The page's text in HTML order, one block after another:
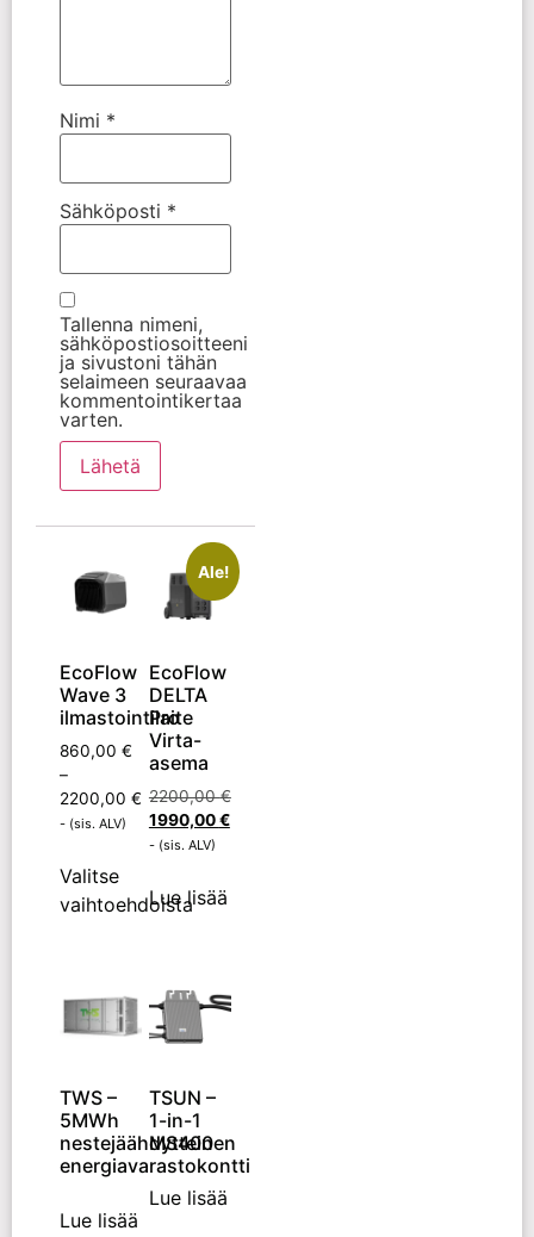
Nimi *
Sähköposti *
Tallenna nimeni,
sähköpostiosoitteeni
ja sivustoni tähän
selaimeen seuraavaa
kommentointikertaa
varten.
EcoFlow
Wave 3
ilmastointilaite
860,00 €
–
2200,00 €
- (sis. ALV)
Valitse
vaihtoehdoista
Ale!
EcoFlow
DELTA
Pro
Virta-
asema
2200,00€
1990,00€
- (sis. ALV)
Lue lisää
TWS –
5MWh
nestejäähdytteinen
energiavarastokontti
Lue lisää
TSUN –
1-in-1
MS400
Lue lisää